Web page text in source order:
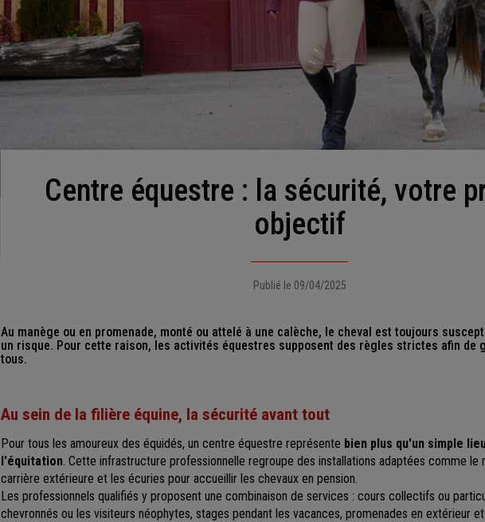
Centre équestre : la sécurité, votre premier
objectif
Publié le 09/04/2025
Au manège ou en promenade, monté ou attelé à une calèche, le cheval est toujours
un risque. Pour cette raison, les activités équestres supposent des règles strictes afin de
tous.
Au sein de la filière équine, la sécurité avant tout
Pour tous les amoureux des équidés, un centre équestre représente bien plus qu'un simple
l'équitation . Cette infrastructure professionnelle regroupe des installations adaptées comme le
carrière extérieure et les écuries pour accueillir les chevaux en pension.
Les professionnels qualifiés y proposent une combinaison de services : cours collectifs ou
chevronnés ou les visiteurs néophytes, stages pendant les vacances, promenades en extérieur